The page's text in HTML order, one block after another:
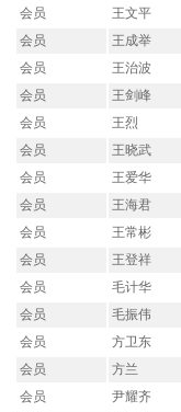
会员
王文平
会员
王成举
会员
王治波
会员
王剑峰
会员
王烈
会员
王晓武
会员
王爱华
会员
王海君
会员
王常彬
会员
王登祥
会员
毛计华
会员
毛振伟
会员
方卫东
会员
方兰
会员
尹耀齐